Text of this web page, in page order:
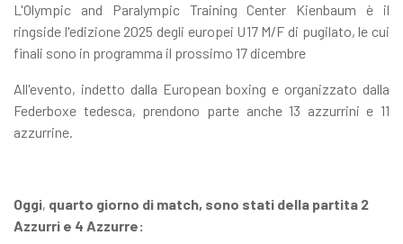
L'Olympic and Paralympic Training Center Kienbaum è il
ringside l'edizione 2025 degli europei U17 M/F di pugilato, le cui
finali sono in programma il prossimo 17 dicembre
All'evento, indetto dalla European boxing e organizzato dalla
Federboxe tedesca, prendono parte anche 13 azzurrini e 11
azzurrine.
Oggi, quarto giorno di match, sono stati della partita 2
Azzurri e 4 Azzurre: